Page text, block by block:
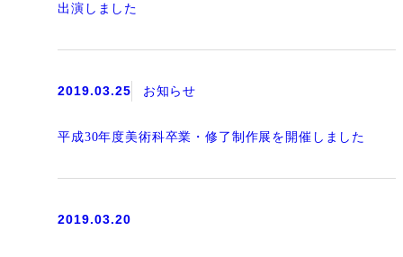
出演しました
2019.03.25 お知らせ
平成30年度美術科卒業・修了制作展を開催しました
2019.03.20